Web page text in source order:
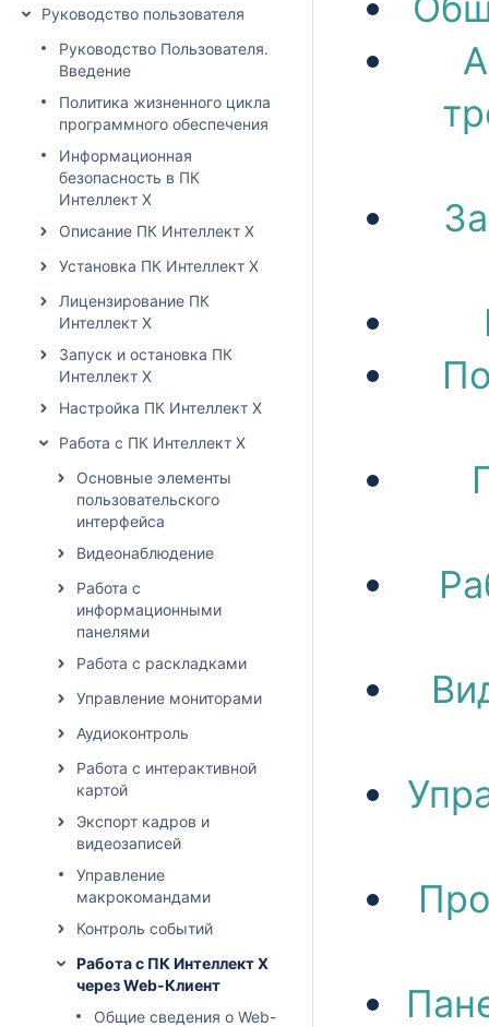
Руководство пользователя
Руководство Пользователя.
Введение
Политика жизненного цикла
программного обеспечения
Информационная
безопасность в ПК
Интеллект X
Описание ПК Интеллект X
Установка ПК Интеллект X
Лицензирование ПК
Интеллект X
Запуск и остановка ПК
Интеллект X
Настройка ПК Интеллект X
Работа с ПК Интеллект X
Основные элементы
пользовательского
интерфейса
Видеонаблюдение
Работа с
информационными
панелями
Работа с раскладками
Управление мониторами
Аудиоконтроль
Работа с интерактивной
картой
Экспорт кадров и
видеозаписей
Управление
макрокомандами
Контроль событий
Работа с ПК Интеллект X
через Web-Клиент
Общие сведения о Web-